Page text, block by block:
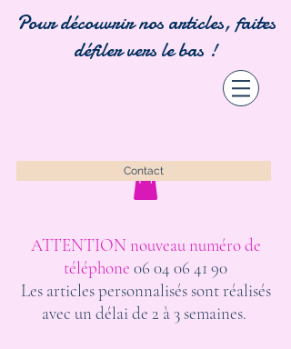
Pour découvrir nos articles, faites
défiler vers le bas !
Contact
ATTENTION nouveau numéro de
téléphone 06 04 06 41 90
Les articles personnalisés sont réalisés
avec un délai de 2 à 3 semaines.